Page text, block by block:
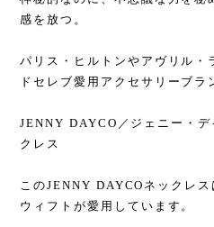
感を放つ。
パリス・ヒルトンやアヴリル・
ドセレブ愛用アクセサリーブラ
JENNY DAYCO／ジェニー・
クレス
このJENNY DAYCOネックレ
ウィフトが愛用しています。